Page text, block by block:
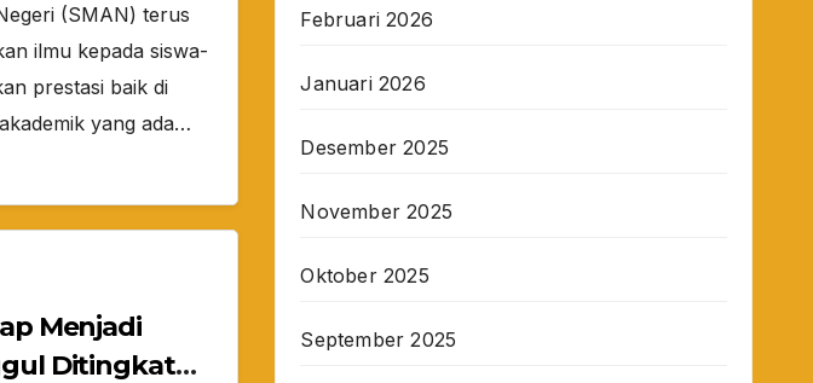
(SMAN) terus
ilmu kepada siswa-
prestasi baik di
yang ada…
Menjadi
Ditingkat
Februari 2026
Januari 2026
Desember 2025
November 2025
Oktober 2025
September 2025